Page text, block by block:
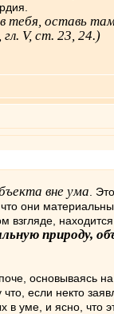
тебя, оставь
V, ст. 23, 24.)
вне ума .
что они
взгляде,
природу,
основываясь на
если некто
в уме, и ясно, что